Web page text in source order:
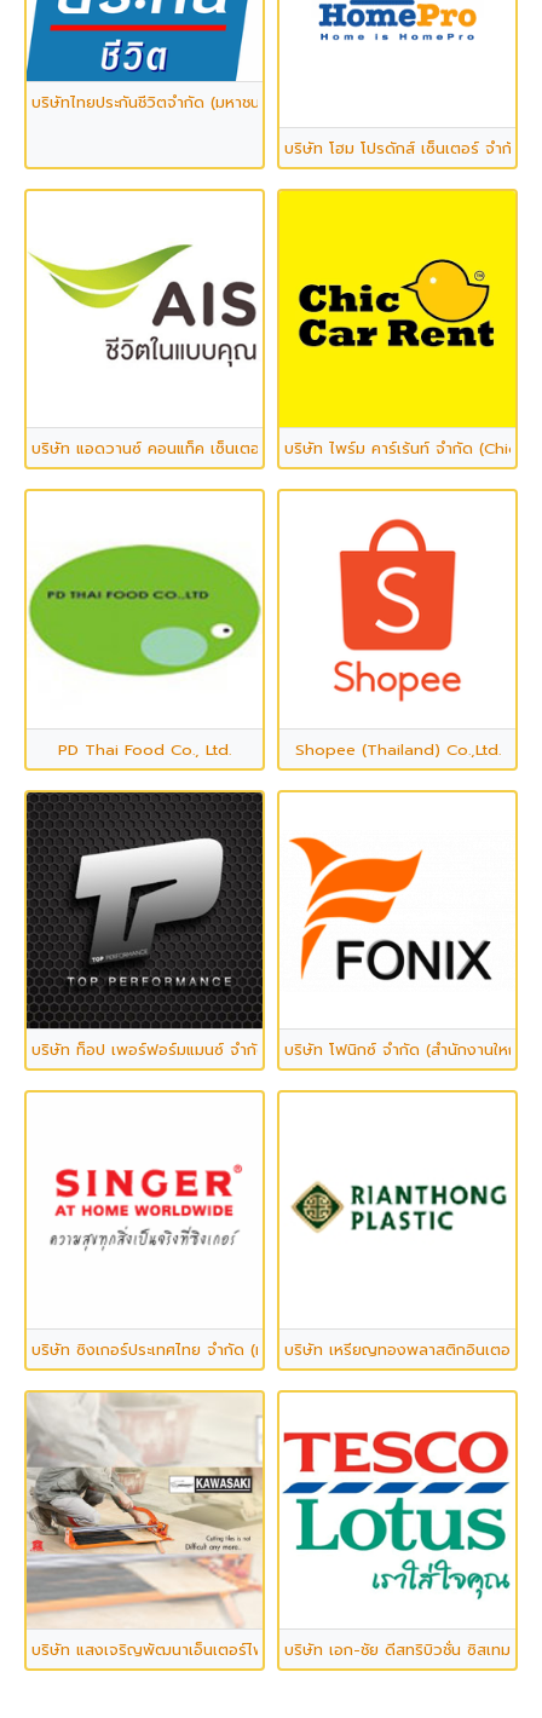
บริษัทไทยประกันชีวิตจำกัด (มหาชน)
บริษัท โฮม โปรดักส์ เซ็นเตอร์ จำกัด (
บริษัท แอดวานซ์ คอนแท็ค เซ็นเตอร์ จำกัดบริษัท ไพร์ม คาร์เร้นท์ จำกัด (Chic
PD Thai Food Co., Ltd. Shopee (Thailand) Co.,Ltd.
บริษัท ท็อป เพอร์ฟอร์มแมนซ์ จำกัด บริษัท โฟนิกซ์ จำกัด (สำนักงานใหญ่)
บริษัท ซิงเกอร์ประเทศไทย จำกัด (มหาชน)บริษัท เหรียญทองพลาสติกอินเตอร์เน
บริษัท แสงเจริญพัฒนาเอ็นเตอร์ไพรส์ จำกัดบริษัท เอก-ชัย ดีสทริบิวชั่น ซิสเทม จำ